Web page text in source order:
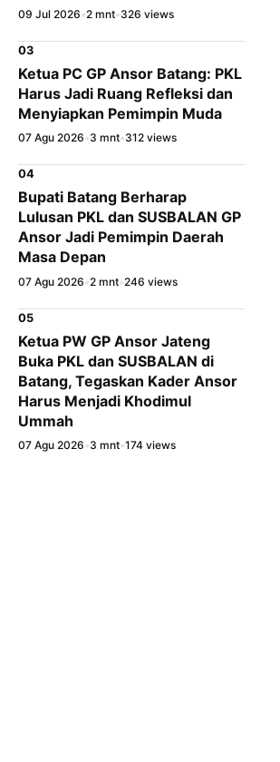
09 Jul 2026 •2 mnt•326 views
03
Ketua PC GP Ansor Batang: PKL
Harus Jadi Ruang Refleksi dan
Menyiapkan Pemimpin Muda
07 Agu 2026 •3 mnt•312 views
04
Bupati Batang Berharap
Lulusan PKL dan SUSBALAN GP
Ansor Jadi Pemimpin Daerah
Masa Depan
07 Agu 2026 •2 mnt•246 views
05
Ketua PW GP Ansor Jateng
Buka PKL dan SUSBALAN di
Batang, Tegaskan Kader Ansor
Harus Menjadi Khodimul
Ummah
07 Agu 2026 •3 mnt•174 views